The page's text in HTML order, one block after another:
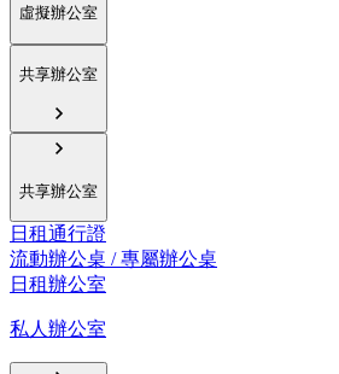
虛擬辦公室
共享辦公室
共享辦公室
日租通行證
流動辦公桌 / 專屬辦公桌
日租辦公室
私人辦公室